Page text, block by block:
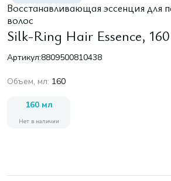
Восстанавливающая эссенция для
волос
Silk-Ring Hair Essence,
Артикул:8809500810438
Объем, мл: 160
160 мл
Нет в наличии